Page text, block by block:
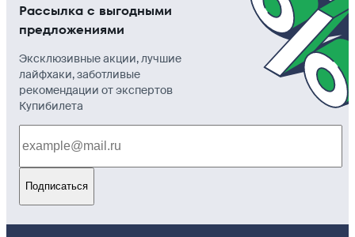
Рассылка с выгодными
предложениями
Эксклюзивные акции, лучшие
лайфхаки, заботливые
рекомендации от экспертов
Купибилета
Подписаться